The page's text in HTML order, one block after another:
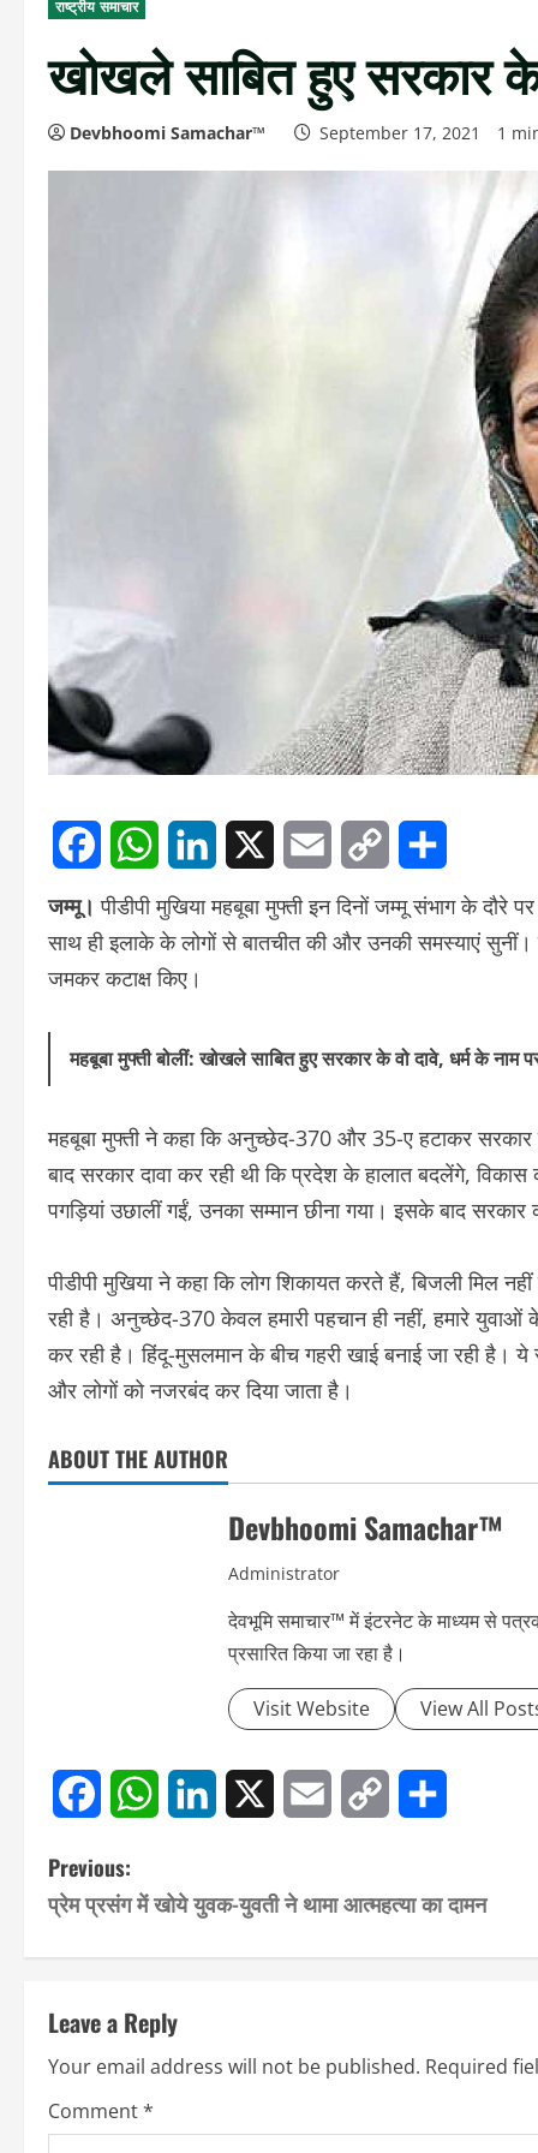
राष्ट्रीय समाचार
खोखले साबित हुए सरकार के
Devbhoomi Samachar™ September 17, 2021 1
FacebookWhatsAppLinkedIn Email
Copy
Link
Share
जम्मू।पीडीपी मुखिया महबूबा मुफ्ती इन दिनों जम्मू संभाग के दौरे
साथ ही इलाके के लोगों से बातचीत की और उनकी समस्याएं
जमकर कटाक्ष किए।
महबूबा मुफ्ती बोलीं: खोखले साबित हुए सरकार के वो दावे, धर्म के नाम
महबूबा मुफ्ती ने कहा कि अनुच्छेद-370 और 35-ए हटाकर
बाद सरकार दावा कर रही थी कि प्रदेश के हालात बदलेंगे,
पगड़ियां उछालीं गईं, उनका सम्मान छीना गया। इसके बाद सरकार
पीडीपी मुखिया ने कहा कि लोग शिकायत करते हैं, बिजली मिल
रही है। अनुच्छेद-370 केवल हमारी पहचान ही नहीं, हमारे युवाओं
कर रही है। हिंदू-मुसलमान के बीच गहरी खाई बनाई जा रही है।
और लोगों को नजरबंद कर दिया जाता है।
ABOUT THE AUTHOR
Devbhoomi Samachar™
Administrator
देवभूमि समाचार™ में इंटरनेट के माध्यम से
प्रसारित किया जा रहा है।
Visit Website View All
P
o
s
t
n
a
Previous:
प्रेम प्रसंग में खोये युवक-युवती ने थामा आत्महत्या का दामन
Leave a Reply
Your email address will not be published. Required
Comment*